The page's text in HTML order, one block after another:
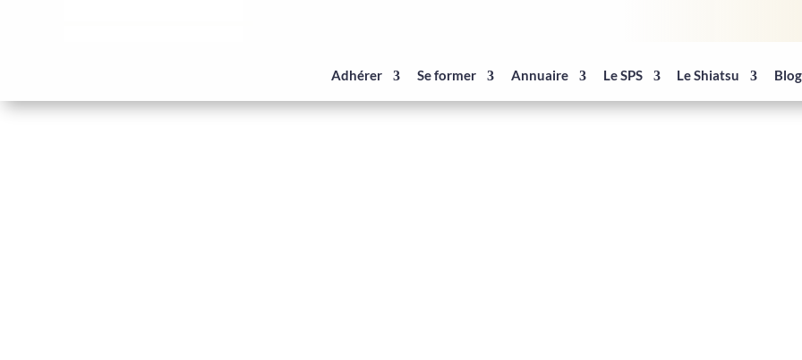
Adhérer Se former Annuaire Le SPS Le Shiatsu Blog